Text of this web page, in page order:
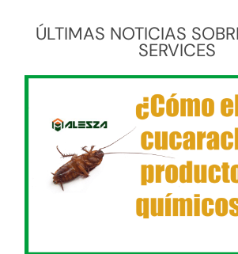
ÚLTIMAS NOTICIAS
SERVICES